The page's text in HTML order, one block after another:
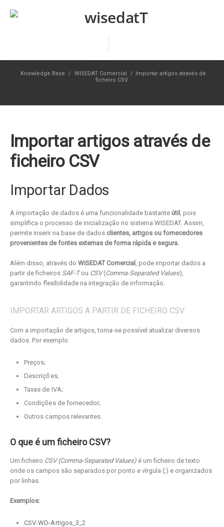
Knowledge Base / WISEDAT Comercial / Importar artigos através de
ficheiro CSV
Importar artigos através de
ficheiro CSV
Importar Dados
A importação de dados é uma funcionalidade bastante útil , pois
simplifica o processo de inicialização no sistema WISEDAT. Assim,
permite inserir na base de dados clientes, artigos ou fornecedores
provenientes de fontes externas de forma rápida e segura.
Além disso, através do WISEDAT Comercial , pode importar dados a
partir de ficheiros SAF-Tou CSV(Comma-Separated Values),
garantindo flexibilidade na integração de informação.
IMPORTAR ARTIGOS A PARTIR DE FICHEIRO CSV
Com a importação de artigos, torna-se possível atualizar diversos
dados. Por exemplo:
Preços;
Descrições;
Taxas de IVA;
Condições de fornecedor;
Outros campos relevantes.
O que é um ficheiro CSV?
Um ficheiro CSV (Comma-Separated Values) é um ficheiro de texto
onde os campos são separados por ponto e vírgula (;) e organizados
por linhas.
Exemplos:
CSV-WD-Artigos_3_2